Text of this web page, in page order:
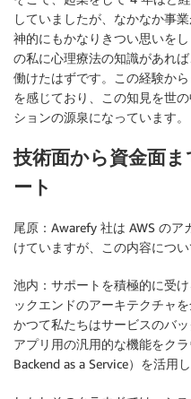
していましたが、なかなか事
神的にもかなりきつい思いを
の私に心理療法の知識があれ
働けたはずです。この経験か
を感じており、この知見を世
ションの源泉になっています。
技術面から資金面
ート
尾原：Awarefy 社は AWS の
けていますが、この内容につ
池内：サポートを積極的に受
ックエンドのアーキテクチャ
かつて私たちはサービスのバ
アプリ用の汎用的な機能をク
Backend as a Service）を活用